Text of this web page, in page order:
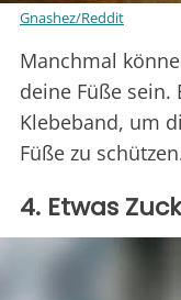
Gnashez/Reddit
Manchmal
deine Füße sein.
Klebeband, um
Füße zu
4. Etwas